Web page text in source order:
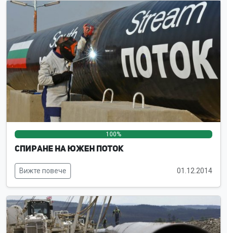
100%
Спиране на Южен поток
Вижте повече 01.12.2014